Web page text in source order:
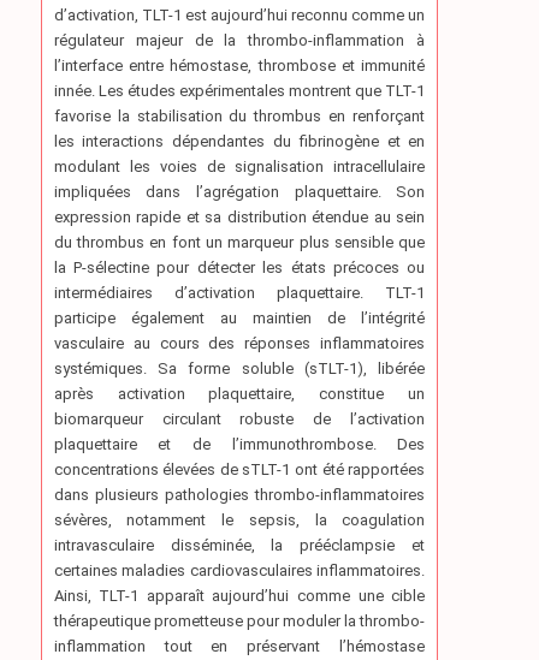
d’activation, TLT-1 est aujourd’hui reconnu comme un
régulateur majeur de la thrombo-inflammation à
l’interface entre hémostase, thrombose et immunité
innée. Les études expérimentales montrent que TLT-1
favorise la stabilisation du thrombus en renforçant
les interactions dépendantes du fibrinogène et en
modulant les voies de signalisation intracellulaire
impliquées dans l’agrégation plaquettaire. Son
expression rapide et sa distribution étendue au sein
du thrombus en font un marqueur plus sensible que
la P-sélectine pour détecter les états précoces ou
intermédiaires d’activation plaquettaire. TLT-1
participe également au maintien de l’intégrité
vasculaire au cours des réponses inflammatoires
systémiques. Sa forme soluble (sTLT-1), libérée
après activation plaquettaire, constitue un
biomarqueur circulant robuste de l’activation
plaquettaire et de l’immunothrombose. Des
concentrations élevées de sTLT-1 ont été rapportées
dans plusieurs pathologies thrombo-inflammatoires
sévères, notamment le sepsis, la coagulation
intravasculaire disséminée, la prééclampsie et
certaines maladies cardiovasculaires inflammatoires.
Ainsi, TLT-1 apparaît aujourd’hui comme une cible
thérapeutique prometteuse pour moduler la thrombo-
inflammation tout en préservant l’hémostase